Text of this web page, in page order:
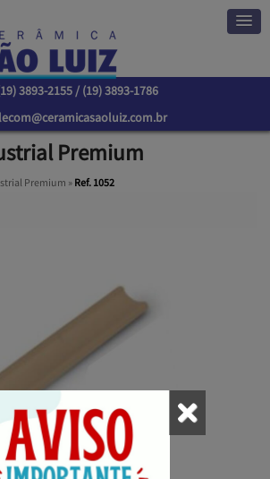
3893-2155 / (19) 3893-1786
Premium
Premium » Ref. 1052